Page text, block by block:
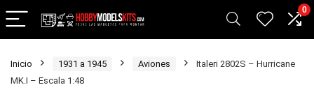
0
Inicio 1931 a 1945 Aviones
Italeri 2802S – Hurricane
MK.I – Escala 1:48